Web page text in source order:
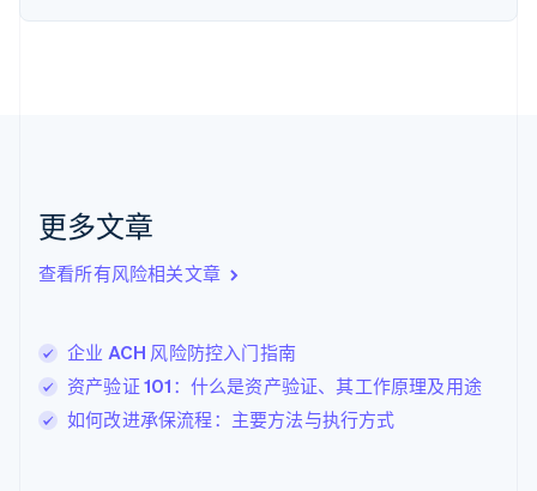
更多文章
查看所有风险相关文章
企业 ACH 风险防控入门指南
资产验证 101：什么是资产验证、其工作原理及用途
如何改进承保流程：主要方法与执行方式
立陶宛
列支敦士登
FrançaisDeutschEnglish
罗马尼亚
English
马尔他